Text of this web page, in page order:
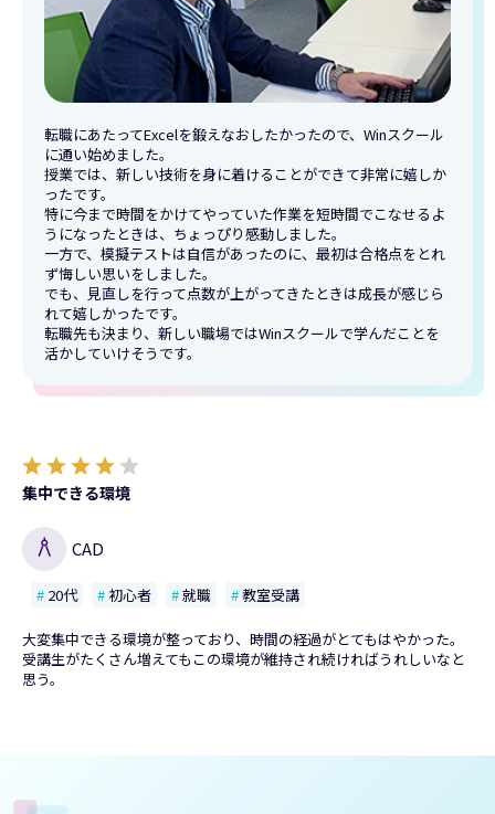
転職にあたってExcelを鍛えなおしたかったので、Winスクール
に通い始めました。
授業では、新しい技術を身に着けることができて非常に嬉しか
ったです。
特に今まで時間をかけてやっていた作業を短時間でこなせるよ
うになったときは、ちょっぴり感動しました。
一方で、模擬テストは自信があったのに、最初は合格点をとれ
ず悔しい思いをしました。
でも、見直しを行って点数が上がってきたときは成長が感じら
れて嬉しかったです。
転職先も決まり、新しい職場ではWinスクールで学んだことを
活かしていけそうです。
集中できる環境
CAD
20代 初心者 就職 教室受講
大変集中できる環境が整っており、時間の経過がとてもはやかった。
受講生がたくさん増えてもこの環境が維持され続ければうれしいなと
思う。